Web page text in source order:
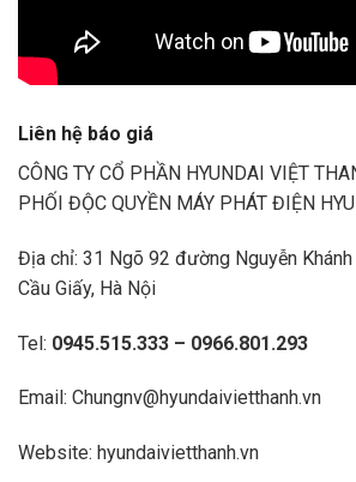
Liên hệ báo giá
CÔNG TY CỔ PHẦN HYUNDAI VIỆT
PHỐI ĐỘC QUYỀN MÁY PHÁT ĐIỆN
Địa chỉ: 31 Ngõ 92 đường Nguyễn Khánh
Cầu Giấy, Hà Nội
Tel: 0945.515.333 – 0966.801.293
Email: Chungnv@hyundaivietthanh.vn
Website: hyundaivietthanh.vn